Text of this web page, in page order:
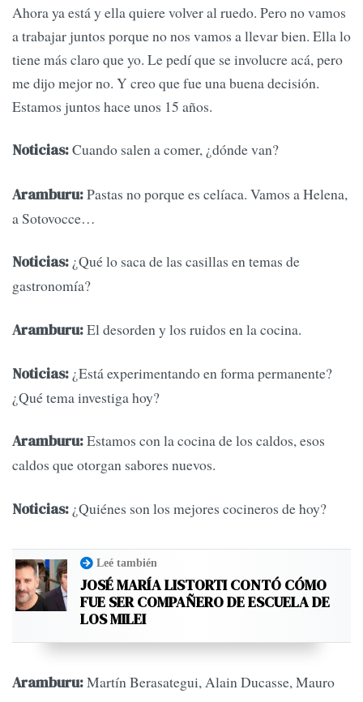
Ahora ya está y ella quiere volver al ruedo. Pero no vamos
a trabajar juntos porque no nos vamos a llevar bien. Ella lo
tiene más claro que yo. Le pedí que se involucre acá, pero
me dijo mejor no. Y creo que fue una buena decisión.
Estamos juntos hace unos 15 años.
Noticias:Cuando salen a comer, ¿dónde van?
Aramburu:Pastas no porque es celíaca. Vamos a Helena,
a Sotovocce…
Noticias: ¿Qué lo saca de las casillas en temas de
gastronomía?
Aramburu:El desorden y los ruidos en la cocina.
Noticias: ¿Está experimentando en forma permanente?
¿Qué tema investiga hoy?
Aramburu:Estamos con la cocina de los caldos, esos
caldos que otorgan sabores nuevos.
Noticias: ¿Quiénes son los mejores cocineros de hoy?
Leé también
JOSÉ MARÍA LISTORTI CONTÓ CÓMO
FUE SER COMPAÑERO DE ESCUELA DE
LOS MILEI
Aramburu:Martín Berasategui, Alain Ducasse, Mauro